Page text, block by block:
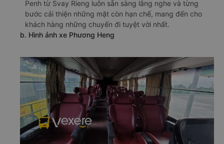
Penh từ Svay Rieng luôn sẵn sàng lắng nghe và từng
bước cải thiện những mặt còn hạn chế, mang đến cho
khách hàng những chuyến đi tuyệt vời nhất.
b. Hình ảnh xe Phương Heng